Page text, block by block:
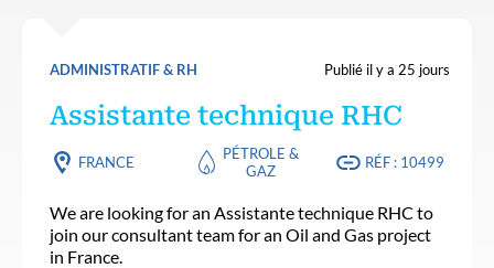
ADMINISTRATIF & RH Publié il y a 25 jours
Assistante technique RHC
FRANCE
PÉTROLE &
GAZ
RÉF : 10499
We are looking for an Assistante technique RHC to
join our consultant team for an Oil and Gas project
in France.